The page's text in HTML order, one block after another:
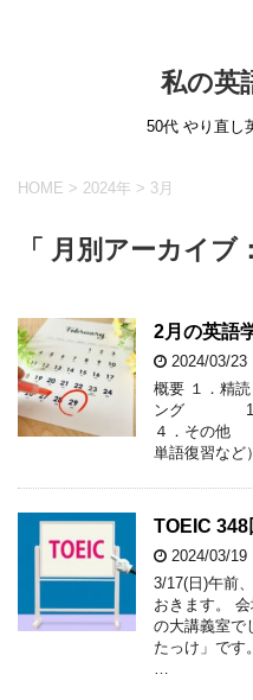
私の英
50代 やり直し
HOME > 2024年 > 3月
「 月別アーカイブ
2月の英語
2024/03/23
概要 １．
ング
４．その
単語復習な
TOEIC
2024/03/19
3/17(日)午前
おきます。
の大講義室で
たっけ」です